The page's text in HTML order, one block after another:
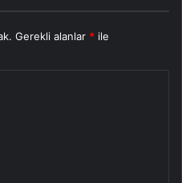
Gerekli alanlar * ile